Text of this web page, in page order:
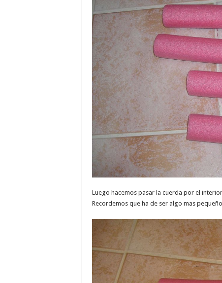
Luego hacemos pasar la cuerda por el
Recordemos que ha de ser algo mas